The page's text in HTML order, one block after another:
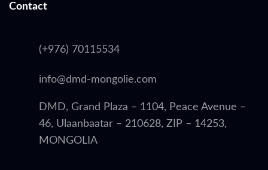
Contact
(+976) 70115534
info@dmd-mongolie.com
DMD, Grand Plaza – 1104, Peace Avenue –
46, Ulaanbaatar – 210628, ZIP – 14253,
MONGOLIA